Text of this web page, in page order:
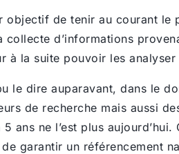
objectif de tenir au courant
collecte d’informations
à la suite pouvoir les
le dire auparavant, dans le
de recherche mais aussi
ans ne l’est plus
garantir un référencement